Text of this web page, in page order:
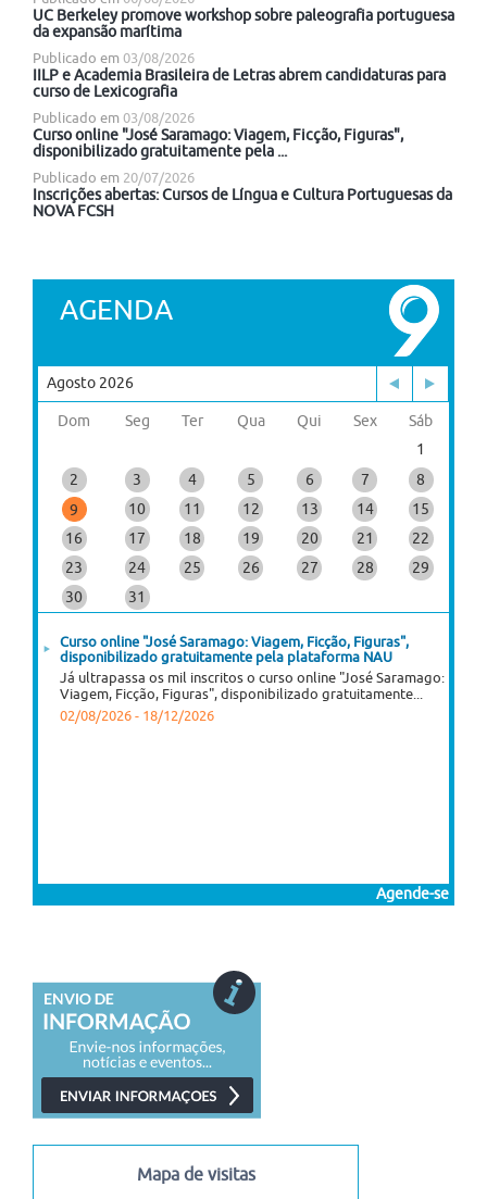
UC Berkeley promove workshop sobre paleografia portuguesa
da expansão marítima
Publicado em 03/08/2026
IILP e Academia Brasileira de Letras abrem candidaturas para
curso de Lexicografia
Publicado em 03/08/2026
Curso online "José Saramago: Viagem, Ficção, Figuras",
disponibilizado gratuitamente pela ...
Publicado em 20/07/2026
Inscrições abertas: Cursos de Língua e Cultura Portuguesas da
NOVA FCSH
AGENDA
Agosto 2026
Dom Seg Ter Qua Qui Sex
Sáb
1
2
3 4 5 6 7
8
9
10 11 12 13 14
15
16
17 18 19 20 21
22
23
24 25 26 27 28
29
30
31
Curso online "José Saramago: Viagem, Ficção, Figuras",
disponibilizado gratuitamente pela plataforma NAU
Já ultrapassa os mil inscritos o curso online "José Saramago:
Viagem, Ficção, Figuras", disponibilizado gratuitamente...
02/08/2026 - 18/12/2026
Agende-se
Mapa de visitas